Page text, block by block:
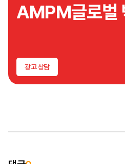
AMPM글로벌
광고 상담